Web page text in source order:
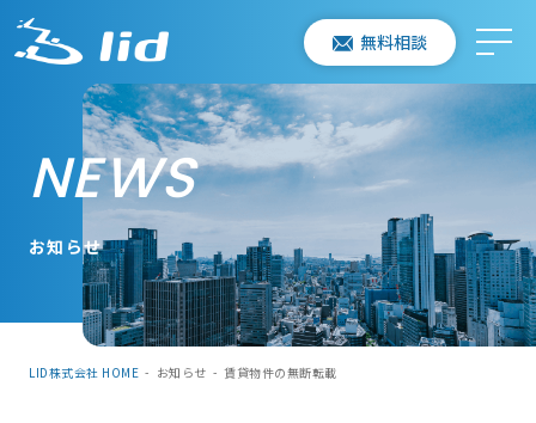
無料相談
NEWS
お知らせ
LID株式会社 HOME - お知らせ - 賃貸物件の無断転載